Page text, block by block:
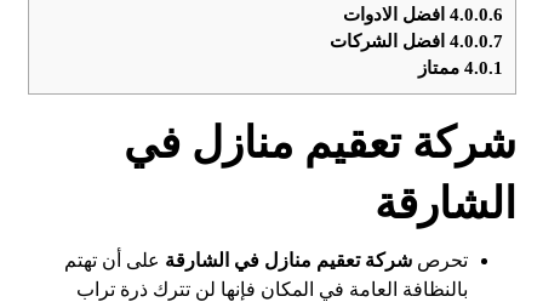
4.0.0.6 افضل الادوات
4.0.0.7 افضل الشركات
4.0.1 ممتاز
شركة تعقيم منازل في
الشارقة
تحرصشركة تعقيم منازل في الشارقة على أن تهتم
بالنظافة العامة في المكان فإنها لن تترك ذرة تراب